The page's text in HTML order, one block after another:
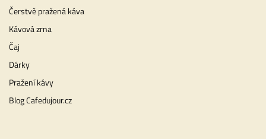
Čerstvě pražená káva
Kávová zrna
Čaj
Dárky
Pražení kávy
Blog Cafedujour.cz